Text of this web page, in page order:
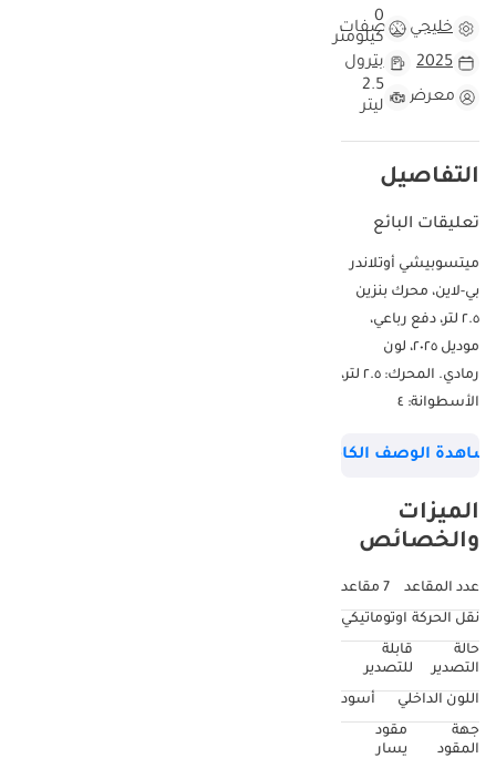
خليجي مواصفات
0
كيلومتر
2025
بترول
معرض
2.5
ليتر
التفاصيل
تعليقات البائع
ميتسوبيشي أوتلاندر
بي-لاين، محرك بنزين
٢.٥ لتر، دفع رباعي،
موديل ٢٠٢٥، لون
رمادي. المحرك: ٢.٥ لتر،
الأسطوانة: ٤
الدفع: غير متوفر.
رباعي. الميزات: كاميرا
٣٦٠ درجة، شاشة
خاصية الذاكرة، نظام
صوت BOSE، مثبت
مغادرة المسار،
مساعد الحفاظ على
الوصف الكامل
الميزات
والخصائص
عدد المقاعد
7 مقاعد
نقل الحركة اوتوماتيكي
حالة
التصدير
قابلة
للتصدير
اللون الداخلي
أسود
جهة
المقود
مقود
يسار